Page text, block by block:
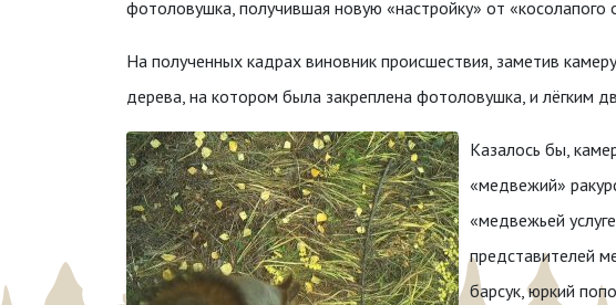
фотоловушка, получившая новую «настройку» от
На полученных кадрах виновник происшествия, заметив
дерева, на котором была закреплена фотоловушка, и лёгким
Казалось бы,
«медвежий»
«медвежьей
представителей
барсук, юркий